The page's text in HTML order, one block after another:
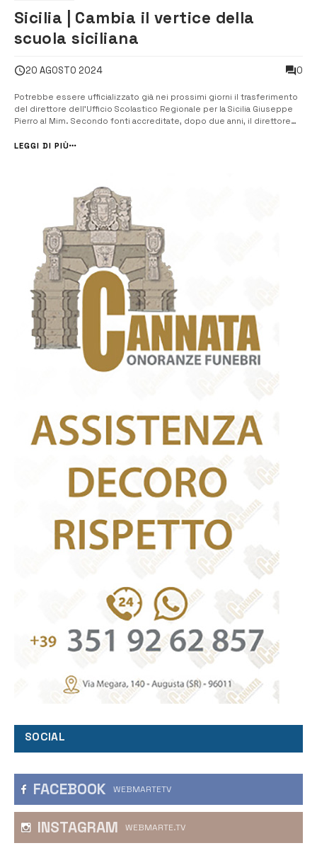
Sicilia | Cambia il vertice della
scuola siciliana
20 AGOSTO 2024 0
Potrebbe essere ufficializzato già nei prossimi giorni il trasferimento
del direttore dell’Ufficio Scolastico Regionale per la Sicilia Giuseppe
Pierro al Mim. Secondo fonti accreditate, dopo due anni, il direttore
Sicilia per un importante incarico al Ministero dell’Istruzio...
LEGGI DI PIÙ
SOCIAL
FACEBOOK WEBMARTETV
INSTAGRAM WEBMARTE.TV